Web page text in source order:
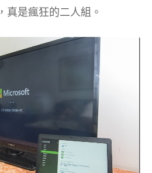
真是瘋狂的二人組。